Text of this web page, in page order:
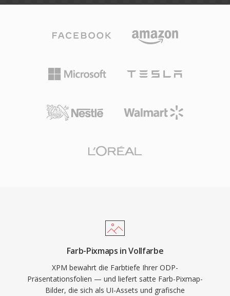
Farb-Pixmaps in Vollfarbe
XPM bewahrt die Farbtiefe Ihrer ODP-
Präsentationsfolien — und liefert satte Farb-Pixmap-
Bilder, die sich als UI-Assets und grafische